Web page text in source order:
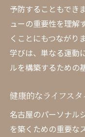
フィット
トレーニ
名古屋パ
健康と生
名古屋のパー
実現する方法
日常にフ
予防することもでき
ューの重要性を理解
くことにもつながり
学びは、単なる運動
ルを構築するための
健康的なライフス
名古屋のパーソナル
を築くための重要な